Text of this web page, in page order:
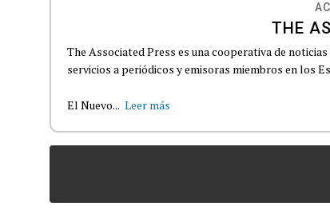
THE
The Associated Press es una cooperativa de
servicios a periódicos y emisoras miembros en los
El Nuevo... Leer más